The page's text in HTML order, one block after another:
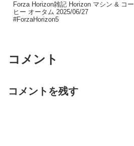
Forza Horizon雑記 Horizon マシン & コー
ヒー オータム 2025/06/27
#ForzaHorizon5
コメント
コメントを残す